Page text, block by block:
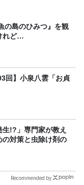
の島のひみつ』を観
れど…
回】小泉八雲「お貞
生!?」専門家が教え
の対策と虫除け剤の
Recommended by